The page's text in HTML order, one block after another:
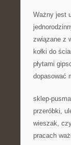
Ważny jest
związane z
kołki do
płytami
dopasować
sklep-
przeróbki,
wieszak,
pracach